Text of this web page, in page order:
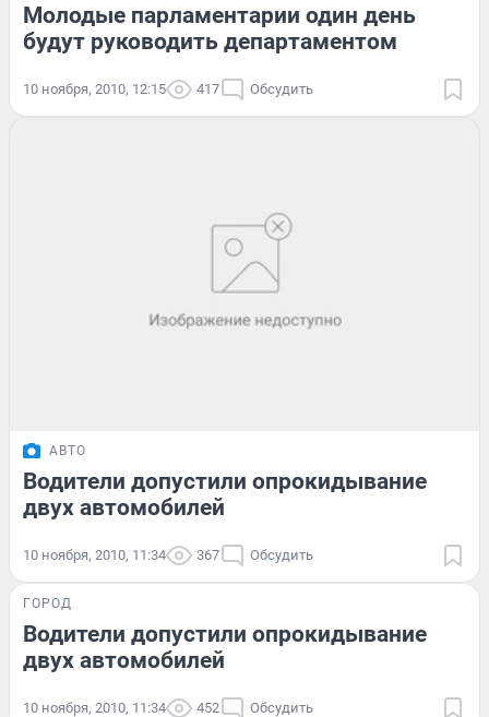
Молодые парламентарии один день
будут руководить департаментом
10 ноября, 2010, 12:15 417 Обсудить
АВТО
Водители допустили опрокидывание
двух автомобилей
10 ноября, 2010, 11:34 367 Обсудить
ГОРОД
Водители допустили опрокидывание
двух автомобилей
10 ноября, 2010, 11:34 452 Обсудить